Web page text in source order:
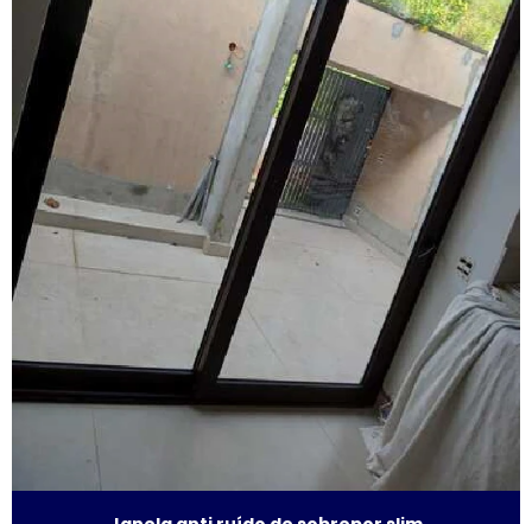
Fábrica de janela sobreposta de correr em sp
Fábrica de janela sobreposta de giro
Fábrica janela sobreposta de giro em são paulo
Fábrica de janela vidro multilaminado
Fábrica de janela vidro triplo
Fábrica de porta camarão
Fábrica de tela mosquiteira
Fabricante de esquadrias
Fabricante esquadrias alumínio
Fabricante de janela acústica